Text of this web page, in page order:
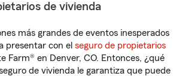
de vivienda
más grandes de eventos inesperados
presentar con el seguro de propietarios
Farm® en Denver, CO. Entonces, ¿qué
de vivienda le garantiza que puede